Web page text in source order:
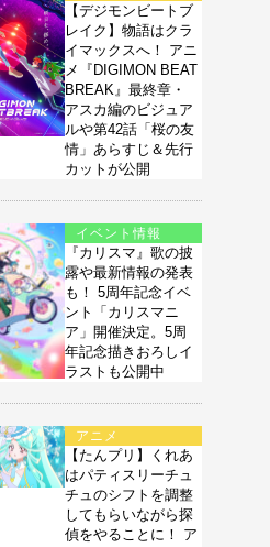
【デジモンビートブ
レイク】物語はクラ
イマックスへ！ アニ
メ『DIGIMON BEAT
BREAK』最終章・
アスカ編のビジュア
ルや第42話「桜の友
情」あらすじ＆先行
カットが公開
イベント情報
『カリスマ』歌の披
露や最新情報の発表
も！ 5周年記念イベ
ント「カリスマニ
ア」開催決定。5周
年記念描きおろしイ
ラストも公開中
アニメ
【たんプリ】くれあ
はパティスリーチュ
チュのシフトを調整
してもらいながら探
偵をやることに！ ア